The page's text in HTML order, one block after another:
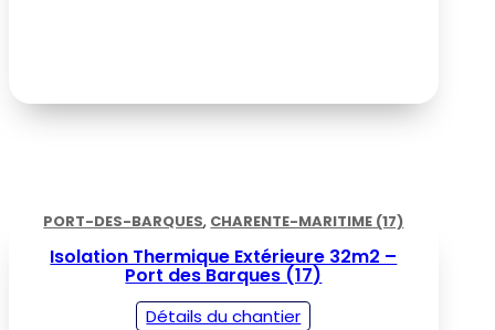
PORT-DES-BARQUES, CHARENTE-MARITIME (17)
Isolation Thermique Extérieure 32m2 –
Port des Barques (17)
Détails du chantier